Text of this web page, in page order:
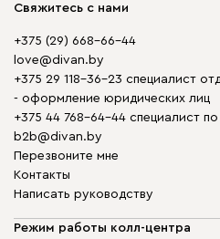
Свяжитесь с нами
+375 (29) 668-66-44
love@divan.by
+375 29 118-36-23 специалист
- оформление юридических лиц
+375 44 768-64-44 специалист
b2b@divan.by
Перезвоните мне
Контакты
Написать руководству
Режим работы колл-центра